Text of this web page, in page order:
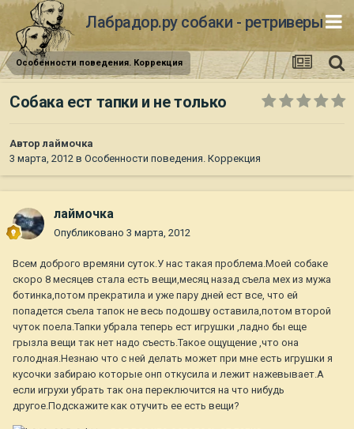
Лабрадор.ру собаки - ретриверы
Особенности поведения. Коррекция
Собака ест тапки и не только
Авторлаймочка
3 марта, 2012 в Особенности поведения. Коррекция
лаймочка
Опубликовано 3 марта, 2012
Всем доброго времяни суток.У нас такая проблема.Моей собаке
скоро 8 месяцев стала есть вещи,месяц назад съела мех из мужа
ботинка,потом прекратила и уже пару дней ест все, что ей
попадется съела тапок не весь подошву оставила,потом второй
чуток поела.Тапки убрала теперь ест игрушки ,ладно бы еще
грызла вещи так нет надо съесть.Такое ощущение ,что она
голодная.Незнаю что с ней делать может при мне есть игрушки я
кусочки забираю которые онп откусила и лежит нажевывает.А
если игрухи убрать так она переключится на что нибудь
другое.Подскажите как отучить ее есть вещи?